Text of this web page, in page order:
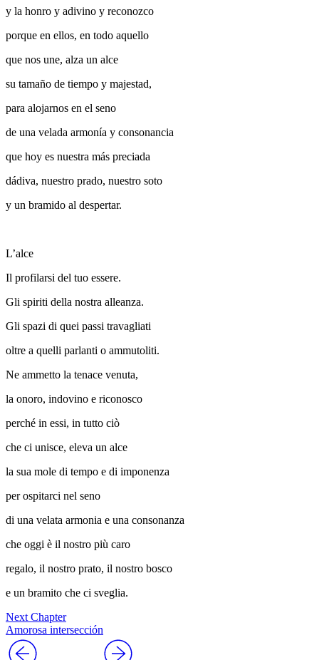
y la honro y adivino y reconozco
porque en ellos, en todo aquello
que nos une, alza un alce
su tamaño de tiempo y majestad,
para alojarnos en el seno
de una velada armonía y consonancia
que hoy es nuestra más preciada
dádiva, nuestro prado, nuestro soto
y un bramido al despertar.
L’alce
Il profilarsi del tuo essere.
Gli spiriti della nostra alleanza.
Gli spazi di quei passi travagliati
oltre a quelli parlanti o ammutoliti.
Ne ammetto la tenace venuta,
la onoro, indovino e riconosco
perché in essi, in tutto ciò
che ci unisce, eleva un alce
la sua mole di tempo e di imponenza
per ospitarci nel seno
di una velata armonia e una consonanza
che oggi è il nostro più caro
regalo, il nostro prato, il nostro bosco
e un bramito che ci sveglia.
Next Chapter
Amorosa intersección